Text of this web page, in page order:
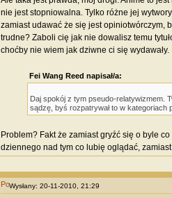
nie jest stopniowalna. Tylko różne jej
zamiast udawać że się jest opiniotwórczym,
trudne? Zaboli cię jak nie dowalisz temu
choćby nie wiem jak dziwne ci się
Fei Wang Reed napisał/a:
Daj spokój z tym pseudo-relatywizmem.
sądzę, byś rozpatrywał to w kategoriach
Problem? Fakt że zamiast gryźć się o byle
dziennego nad tym co lubię oglądać,
Wysłany: 20-11-2010, 21:29